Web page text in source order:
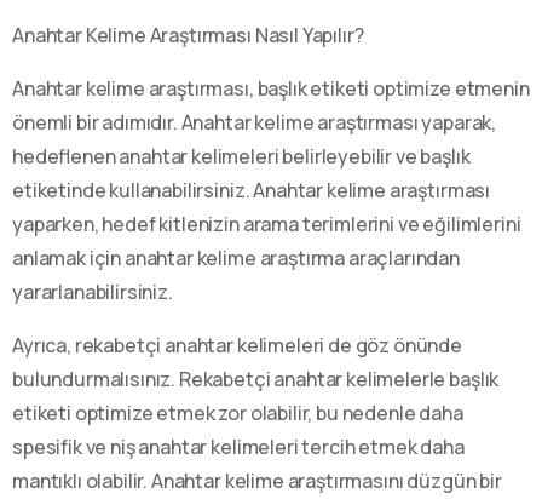
Anahtar Kelime Araştırması Nasıl Yapılır?
Anahtar kelime araştırması, başlık etiketi optimize etmenin
önemli bir adımıdır. Anahtar kelime araştırması yaparak,
hedeflenen anahtar kelimeleri belirleyebilir ve başlık
etiketinde kullanabilirsiniz. Anahtar kelime araştırması
yaparken, hedef kitlenizin arama terimlerini ve eğilimlerini
anlamak için anahtar kelime araştırma araçlarından
yararlanabilirsiniz.
Ayrıca, rekabetçi anahtar kelimeleri de göz önünde
bulundurmalısınız. Rekabetçi anahtar kelimelerle başlık
etiketi optimize etmek zor olabilir, bu nedenle daha
spesifik ve niş anahtar kelimeleri tercih etmek daha
mantıklı olabilir. Anahtar kelime araştırmasını düzgün bir